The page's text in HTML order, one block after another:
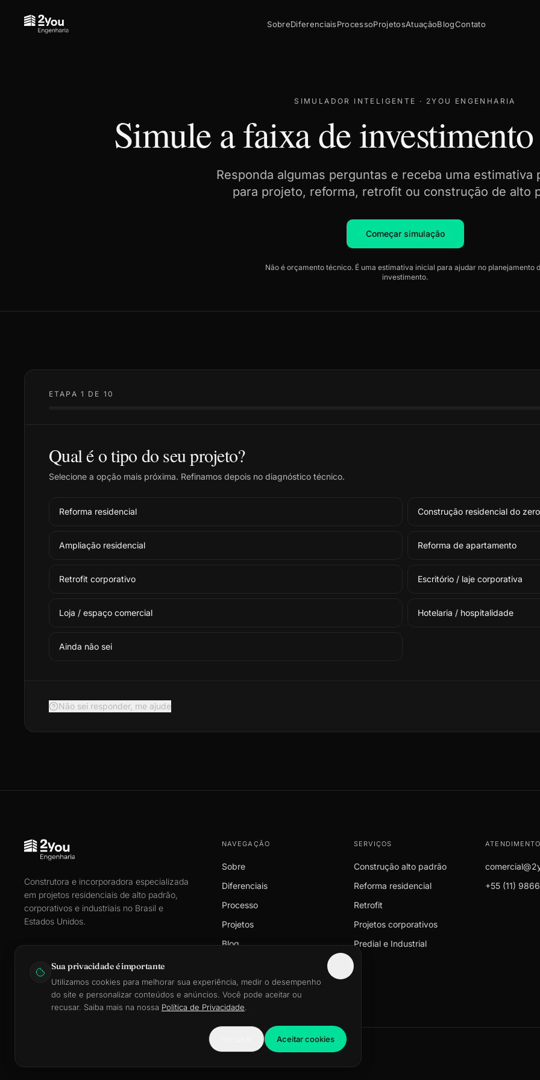
SobreDiferenciaisProcessoProjetosAtuaçãoBlogContato
SIMULADOR INTELIGENTE · 2YOU ENGENHARIA
Simule a faixa de
Responda algumas perguntas e receba uma estimativa
para projeto, reforma, retrofit ou construção de alto
Começar simulação
Não é orçamento técnico. É uma estimativa inicial para ajudar no planejamento
investimento.
ETAPA 1 DE 10
Qual é o tipo do seu projeto?
Selecione a opção mais próxima. Refinamos depois no diagnóstico técnico.
Reforma residencial Construção residencial do zero
Ampliação residencial Reforma de apartamento
Retrofit corporativo Escritório / laje corporativa
Loja / espaço comercial Hotelaria / hospitalidade
Ainda não sei
Não sei responder, me ajude
Construtora e incorporadora especializada
em projetos residenciais de alto padrão,
corporativos e industriais no Brasil e
Estados Unidos.
NAVEGAÇÃO
Sobre
Diferenciais
Processo
Projetos
Blog
Contato
SERVIÇOS
Construção alto padrão
Reforma residencial
Retrofit
Projetos corporativos
Predial e Industrial
ATENDIMENTO
+55 (11)
2YOU Engenharia LTDA. · CNPJ 35.558.462/0001-03
Sua privacidade é importante
Utilizamos cookies para melhorar sua experiência, medir o desempenho
do site e personalizar conteúdos e anúncios. Você pode aceitar ou
recusar. Saiba mais na nossa Política de Privacidade
Aceitar cookies